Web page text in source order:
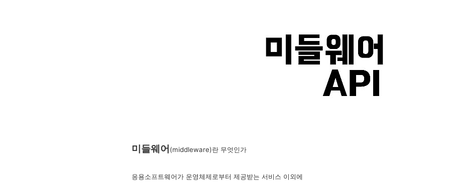
미들웨어 (middleware)란 무엇인가
응용소프트웨어가 운영체제로부터 제공받는 서비스 이외에